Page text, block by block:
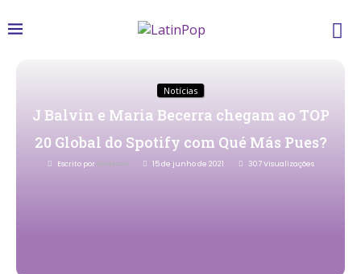
Notícias
J Balvin e Maria Becerra chegam ao TOP
20 Global do Spotify com Qué Más Pues?
Escrito por Redacao 15 de junho de 2021 307Visualizações